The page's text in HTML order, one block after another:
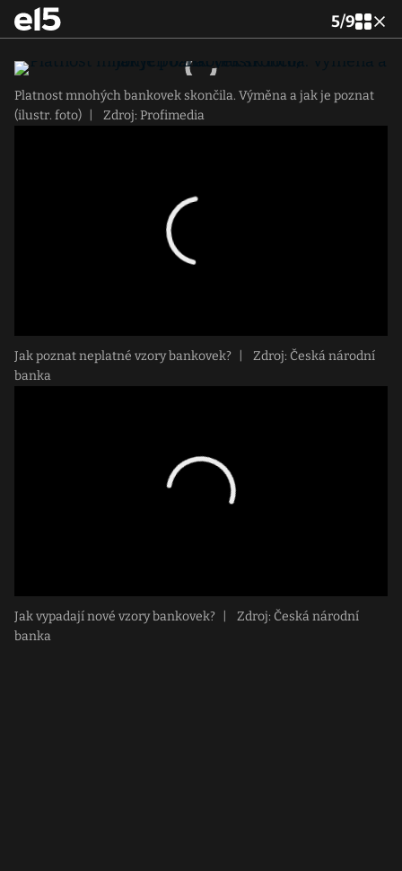
5/9
Platnost mnohých bankovek skončila. Výměna a jak je poznat
(ilustr. foto)
Zdroj: Profimedia
Jak poznat neplatné vzory bankovek?
Zdroj: Česká národní
banka
Jak vypadají nové vzory bankovek?
Zdroj: Česká národní
banka